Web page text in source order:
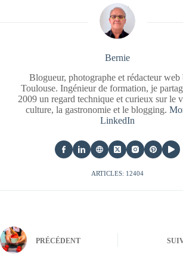
Bernie
Blogueur, photographe et rédacteur web
Toulouse. Ingénieur de formation, je
2009 un regard technique et curieux sur le
culture, la gastronomie et le blogging.
LinkedIn
ARTICLES: 12404
PRÉCÉDENT